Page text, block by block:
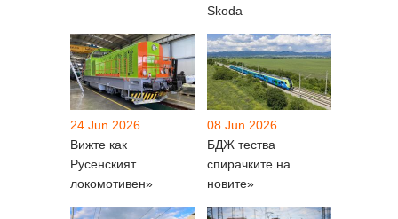
Skoda
24 Jun 2026
Вижте как
Русенският
локомотивен»
08 Jun 2026
БДЖ тества
спирачките на
новите»